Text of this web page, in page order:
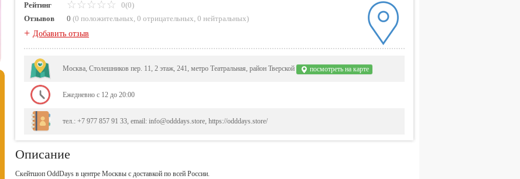
Рейтинг
0(0)
Отзывов
0 (0 положительных, 0 отрицательных, 0 нейтральных)
+ Добавить отзыв
Москва, Столешников пер. 11, 2 этаж, 241, метро Театральная, район Тверской посмотреть на карте
Ежедневно с 12 до 20:00
тел.: +7 977 857 91 33, email: info@odddays.store, https://odddays.store/
Описание
Скейтшоп OddDays в центре Москвы с доставкой по всей России.